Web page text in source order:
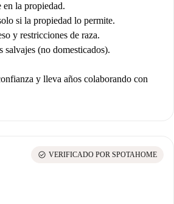
la propiedad.
si la propiedad lo permite.
y restricciones de raza.
salvajes (no domesticados).
y lleva años colaborando con
check_circle VERIFICADO POR SPOTAHOME